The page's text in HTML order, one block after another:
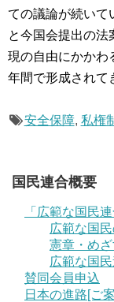
ての議論が続いて
と今国会提出の法
現の自由にかかわ
年間で形成されて
安全保障, 私権
国民連合概要
「広範な国民
広範な国
憲章・め
広範な国
賛同会員申込
日本の進路[ご